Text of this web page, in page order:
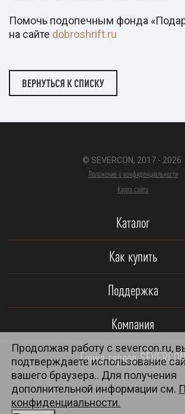
Помочь подопечным фонда
на сайте dobroshrift.ru
ВЕРНУТЬСЯ К СПИСКУ
© SEVERCON, 2017 - 2026.
Положение о конфиденциальности
Карта сайта
Каталог
Как купить
Поддержка
Компания
Гонка героев SEVERCON
Продолжая работу с severcon.ru,
подтверждаете использование
вашего браузера.. Для получения
дополнительной информации см.
конфиденциальности.